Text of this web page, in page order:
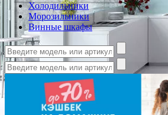
Холодильники
Морозильники
Винные шкафы